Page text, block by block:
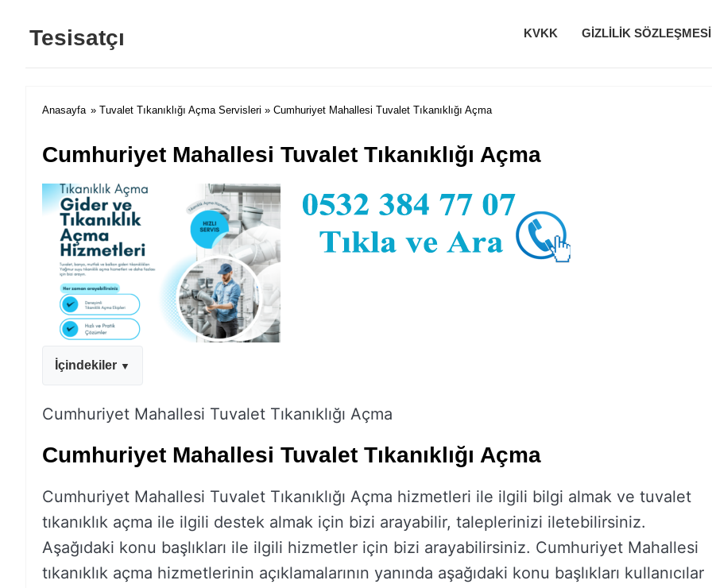
Tesisatçı KVKK GIZLILIK SÖZLEŞMESI
Anasayfa » Tuvalet Tıkanıklığı Açma Servisleri » Cumhuriyet Mahallesi Tuvalet Tıkanıklığı Açma
Cumhuriyet Mahallesi Tuvalet Tıkanıklığı Açma
İçindekiler
Cumhuriyet Mahallesi Tuvalet Tıkanıklığı Açma
Cumhuriyet Mahallesi Tuvalet Tıkanıklığı Açma
Cumhuriyet Mahallesi Tuvalet Tıkanıklığı Açma hizmetleri ile ilgili bilgi almak ve tuvalet
tıkanıklık açma ile ilgili destek almak için bizi arayabilir, taleplerinizi iletebilirsiniz.
Aşağıdaki konu başlıkları ile ilgili hizmetler için bizi arayabilirsiniz. Cumhuriyet Mahallesi
tıkanıklık açma hizmetlerinin açıklamalarının yanında aşağıdaki konu başlıkları kullanıcılar